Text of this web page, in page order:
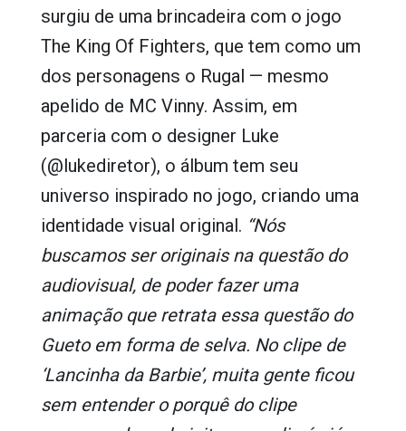
surgiu de uma brincadeira com o jogo
The King Of Fighters, que tem como um
dos personagens o Rugal — mesmo
apelido de MC Vinny. Assim, em
parceria com o designer Luke
(@lukediretor), o álbum tem seu
universo inspirado no jogo, criando uma
identidade visual original. “Nós
buscamos ser originais na questão do
audiovisual, de poder fazer uma
animação que retrata essa questão do
Gueto em forma de selva. No clipe de
‘Lancinha da Barbie’, muita gente ficou
sem entender o porquê do clipe